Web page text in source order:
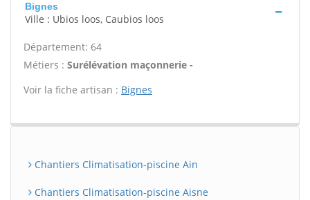
Bignes
Ville : Ubios loos, Caubios loos
Département: 64
Métiers : Surélévation maçonnerie -
Voir la fiche artisan : Bignes
Chantiers Climatisation-piscine Ain
Chantiers Climatisation-piscine Aisne